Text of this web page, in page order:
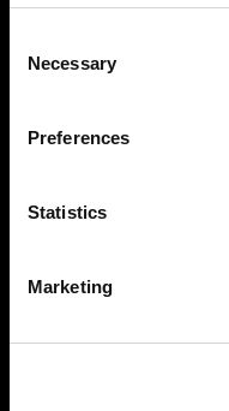
Selection
Necessary
Preferences
Statistics
Marketing
ソフトウ
Profoto ハード
きる ProStudio
画から編集までサ